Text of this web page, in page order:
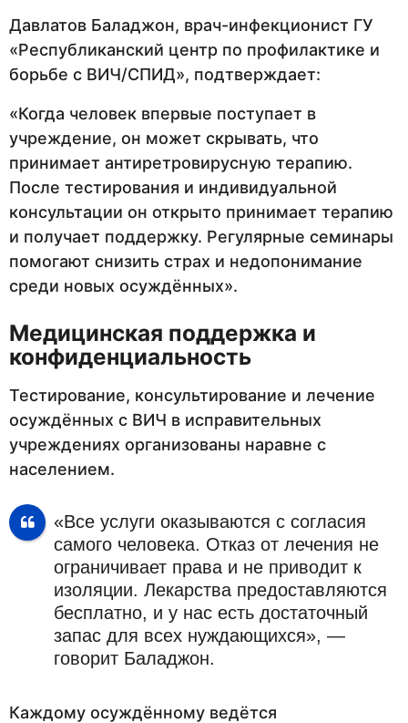
Давлатов Баладжон, врач-инфекционист ГУ
«Республиканский центр по профилактике и
борьбе с ВИЧ/СПИД», подтверждает:
«Когда человек впервые поступает в
учреждение, он может скрывать, что
принимает антиретровирусную терапию.
После тестирования и индивидуальной
консультации он открыто принимает терапию
и получает поддержку. Регулярные семинары
помогают снизить страх и недопонимание
среди новых осуждённых».
Медицинская поддержка и
конфиденциальность
Тестирование, консультирование и лечение
осуждённых с ВИЧ в исправительных
учреждениях организованы наравне с
населением.
«Все услуги оказываются с согласия
самого человека. Отказ от лечения не
ограничивает права и не приводит к
изоляции. Лекарства предоставляются
бесплатно, и у нас есть достаточный
запас для всех нуждающихся», —
говорит Баладжон.
Каждому осуждённому ведётся